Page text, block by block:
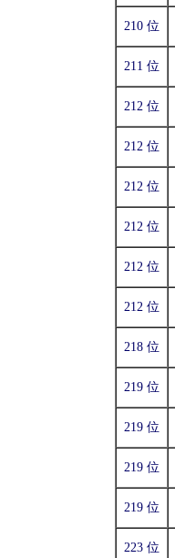
210 位
211 位
212 位
212 位
212 位
212 位
212 位
212 位
218 位
219 位
219 位
219 位
219 位
223 位